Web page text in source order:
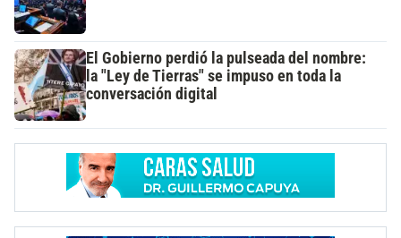
El Gobierno perdió la pulseada del nombre:
la "Ley de Tierras" se impuso en toda la
conversación digital